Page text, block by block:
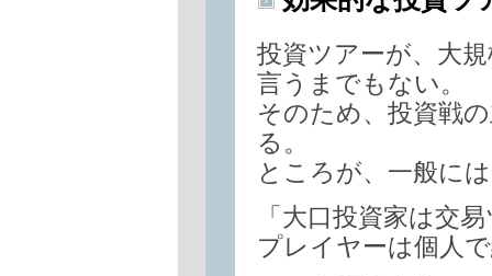
投資ツアーが、大
言うまでもない。
そのため、投資戦
る。
ところが、一般には
「大口投資家は交
プレイヤーは個人